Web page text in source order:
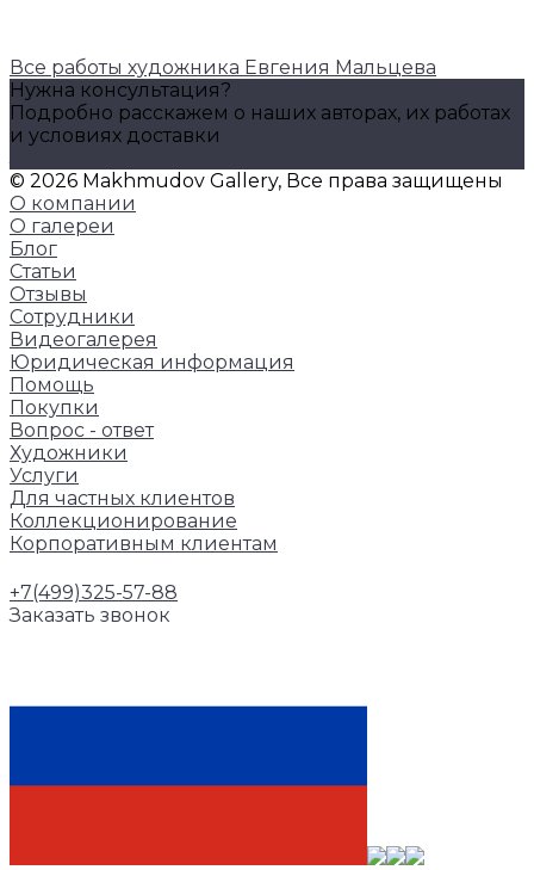
Все работы художника Евгения Мальцева
Нужна консультация?
Подробно расскажем о наших авторах, их работах
и условиях доставки
© 2026 Makhmudov Gallery, Все права защищены
О компании
О галереи
Блог
Статьи
Отзывы
Сотрудники
Видеогалерея
Юридическая информация
Помощь
Покупки
Вопрос - ответ
Художники
Услуги
Для частных клиентов
Коллекционирование
Корпоративным клиентам
+7(499)325-57-88
Заказать звонок